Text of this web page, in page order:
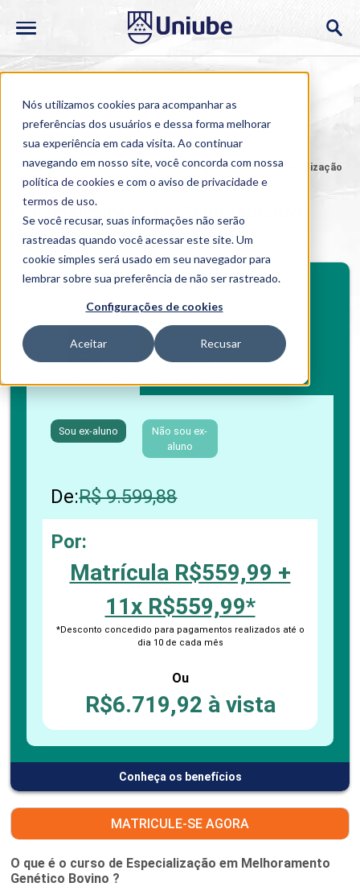
Nós utilizamos cookies para acompanhar as
preferências dos usuários e dessa forma melhorar
sua experiência em cada visita. Ao continuar
navegando em nosso site, você concorda com nossa
política de cookies e com o aviso deprivacidade e
termos de uso.
Se você recusar, suas informações não serão
rastreadas quando você acessar este site. Um
cookie simples será usado em seu navegador para
lembrar sobre sua preferência de não ser rastreado.
Configurações de cookies
Aceitar Recusar
Home > Cursos > Presencial > Pós-graduação >Especialização
em Melhoramento Genético Bovino
Especialização em Melhoramento
Genético Bovino
Investimento
Boleto bancário / PIX Cartão de crédito
Sou ex-aluno
Não sou ex-
aluno
De:R$ 9.599,88
Por:
Matrícula R$559,99 +
11x R$559,99*
*Desconto concedido para pagamentos realizados até o
dia 10 de cada mês
Ou
R$6.719,92 à vista
Conheça os benefícios
BENEFÍCIOS
Benefícios pós-graduação
MATRICULE-SE AGORA
O que é o curso de Especialização em Melhoramento
Genético Bovino ?